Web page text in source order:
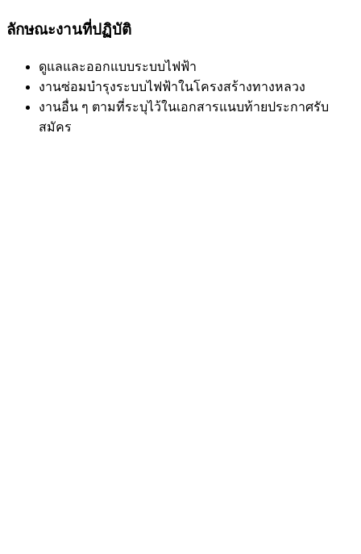
ลักษณะงานที่ปฏิบัติ
ดูแลและออกแบบระบบไฟฟ้า
งานซ่อมบำรุงระบบไฟฟ้าในโครงสร้างทางหลวง
งานอื่น ๆ ตามที่ระบุไว้ในเอกสารแนบท้ายประกาศรับ
สมัคร